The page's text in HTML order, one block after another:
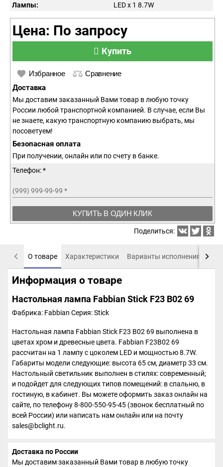
Лампы:
LED x 1 8.7W
Цена: По запросу
Купить
Избранное Сравнение
Доставка
Мы доставим заказанный Вами товар в любую точку
России любой транспортной компанией. В случае, если Вы
не знаете, какую транспортную компанию выбрать, мы
посоветуем!
Безопасная оплата
При получении, онлайн или по счету в банке.
Телефон: *
(999) 999-99-99 *
КУПИТЬ В ОДИН КЛИК
Поделиться:
О товаре Характеристики Варианты исполнения
Информация о товаре
Настольная лампа Fabbian Stick F23 B02 69
Фабрика: Fabbian Серия: Stick
Настольная лампа Fabbian Stick F23 B02 69 выполнена в
цветах хром и древесные цвета. Fabbian F23B02 69
рассчитан на 1 лампу с цоколем LED и мощностью 8.7W.
Габариты модели следующие: высота 65 см, диаметр 33 см.
Настольный светильник выполнен в стилях: современный;
и подойдет для следующих типов помещений: в спальню, в
гостиную, в кабинет. Вы можете оформить заказ онлайн на
сайте, по телефону 8-800-550-95-45 (звонок бесплатный по
всей России) или написать нам онлайн или на почту
sales@bclight.ru.
Доставка по России
Мы доставим заказанный Вами товар в любую точку